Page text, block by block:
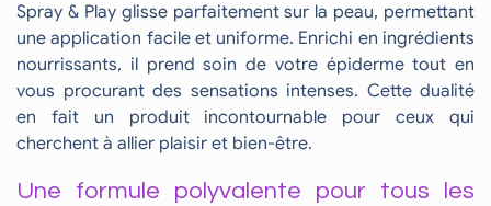
Spray & Play glisse parfaitement sur la peau, permettant
une application facile et uniforme. Enrichi en ingrédients
nourrissants, il prend soin de votre épiderme tout en
vous procurant des sensations intenses. Cette dualité
en fait un produit incontournable pour ceux qui
cherchent à allier plaisir et bien-être.
Une formule polyvalente pour tous les